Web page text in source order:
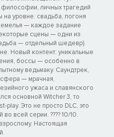
личных трагедий
на уровне: свадьба, погоня
— каждое задание
сцены — одни из
— отдельный шедевр).
Новый контент: уникальные
боссы — особенно в
ведьмаку. Саундтрек,
— мрачная,
ужаса и славянского
основной Witcher 3, то
play. Это не просто DLC, это
всей серии. ???? 10/10.
Настоящая